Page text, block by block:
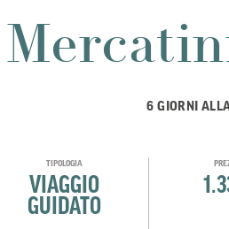
6 GIORNI
TIPOLOGIA
VIAGGIO
GUIDATO